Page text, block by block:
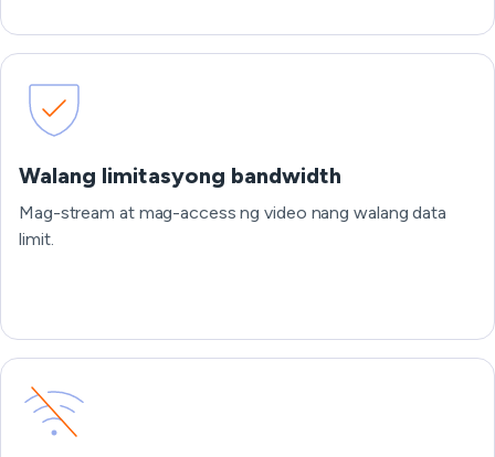
Walang limitasyong bandwidth
Mag-stream at mag-access ng video nang walang data
limit.